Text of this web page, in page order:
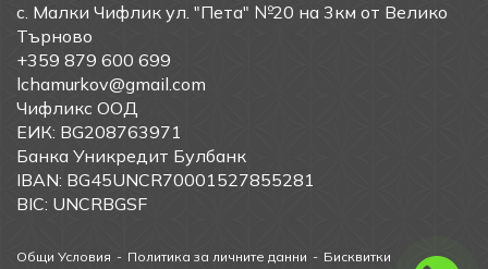
с. Малки Чифлик ул. "Пета" №20 на 3км от Велико
Търново
+359 879 600 699
lchamurkov@gmail.com
Чифликс ООД
ЕИК: BG208763971
Банка Уникредит Булбанк
IBAN: BG45UNCR70001527855281
BIC: UNCRBGSF
Общи Условия Политика за личните данни
Бисквитки